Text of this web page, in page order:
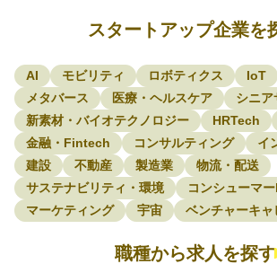
スタートアップ企業を
AI モビリティ ロボティクス IoT
メタバース
医療・ヘルスケア
シニア
新素材・バイオテクノロジー
HRTech
金融・Fintech
コンサルティング
イ
建設
不動産 製造業
物流・配送
サステナビリティ・環境
コンシューマ
マーケティング
宇宙 ベンチャーキャ
職種から求人を探す